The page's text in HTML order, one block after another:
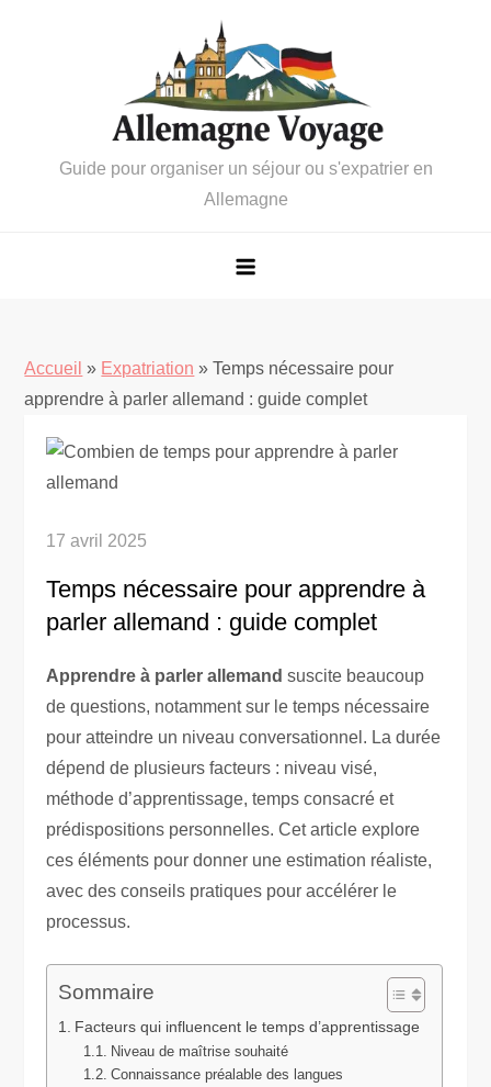
Guide pour organiser un séjour ou s'expatrier en
Allemagne
Accueil » Expatriation »Temps nécessaire pour
apprendre à parler allemand : guide complet
17 avril 2025
Temps nécessaire pour apprendre à
parler allemand : guide complet
Apprendre à parler allemand suscite beaucoup
de questions, notamment sur le temps nécessaire
pour atteindre un niveau conversationnel. La durée
dépend de plusieurs facteurs : niveau visé,
méthode d’apprentissage, temps consacré et
prédispositions personnelles. Cet article explore
ces éléments pour donner une estimation réaliste,
avec des conseils pratiques pour accélérer le
processus.
Sommaire
Facteurs qui influencent le temps d’apprentissage
Niveau de maîtrise souhaité
Connaissance préalable des langues